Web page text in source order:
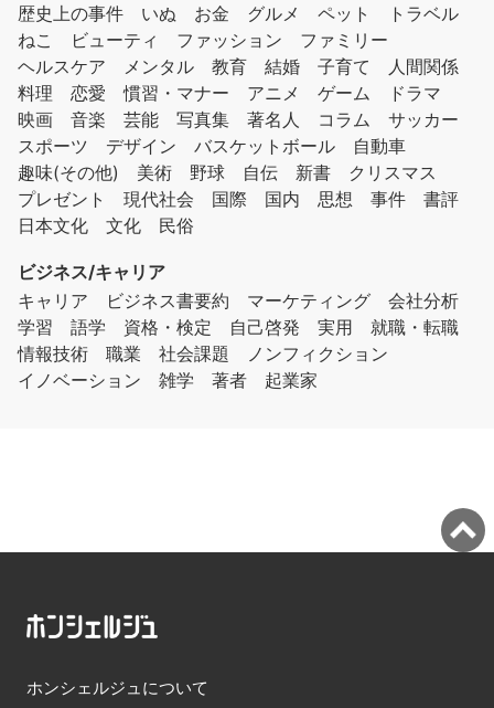
歴史上の事件
いぬ お金 グルメ ペット
トラベル
ねこ
ビューティ ファッション
ファミリー
ヘルスケア
メンタル 教育 結婚 子育て
人間関係
料理
恋愛 慣習・マナー アニメ ゲーム
ドラマ
映画
音楽 芸能 写真集 著名人 コラム
サッカー
スポーツ
デザイン バスケットボール
自動車
趣味(その他)
美術 野球 自伝 新書
クリスマス
プレゼント
現代社会 国際 国内 思想 事件
書評
日本文化
文化 民俗
ビジネス/キャリア
キャリア
ビジネス書要約 マーケティング
会社分析
学習
語学 資格・検定 自己啓発 実用
就職・転職
情報技術
職業 社会課題
ノンフィクション
イノベーション
雑学 著者 起業家
ホンシェルジュについて